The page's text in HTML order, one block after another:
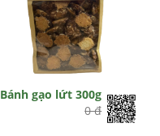
Bánh gạo lứt 300g
0 đ